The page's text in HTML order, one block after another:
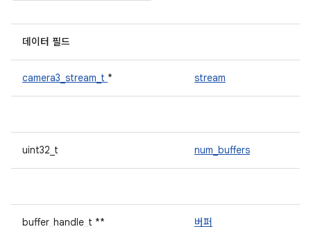
데이터 필드
camera3_stream_t * stream
uint32_t num_buffers
buffer_handle_t ** 버퍼